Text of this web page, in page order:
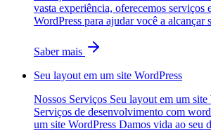
vasta experiência, oferecemos serviços
WordPress para ajudar você a alcançar
Saber mais
Seu layout em um site WordPress
Nossos Serviços Seu layout em um
Serviços de desenvolvimento com
um site WordPress Damos vida ao seu